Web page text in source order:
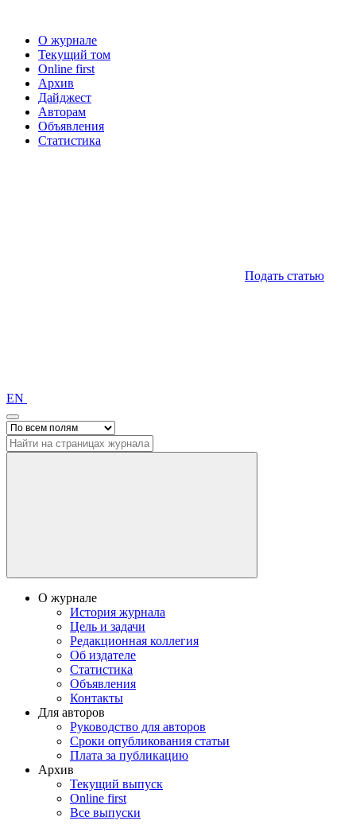
О журнале
Текущий том
Online first
Архив
Дайджест
Авторам
Объявления
Статистика
Подать статью
EN
О журнале
История журнала
Цель и задачи
Редакционная коллегия
Об издателе
Статистика
Объявления
Контакты
Для авторов
Руководство для авторов
Сроки опубликования статьи
Плата за публикацию
Архив
Текущий выпуск
Online first
Все выпуски